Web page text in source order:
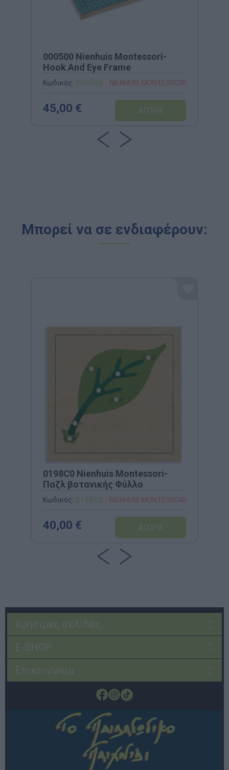
000500 Nienhuis Montessori-
Hook And Eye Frame
Κωδικός: 000500 NIENHUIS MONTESSORI
45,00 €
Μπορεί να σε ενδιαφέρουν:
0198C0 Nienhuis Montessori-
Παζλ βοτανικής Φύλλο
Κωδικός: 0198C0 NIENHUIS MONTESSORI
40,00 €
Χρήσιμες σελίδες
E-SHOP
Επικοινωνία